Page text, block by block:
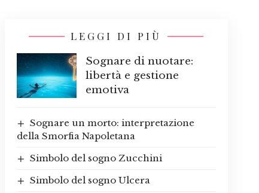
LEGGI DI PIÙ
Sognare di nuotare:
libertà e gestione
emotiva
Sognare un morto: interpretazione
della Smorfia Napoletana
Simbolo del sogno Zucchini
Simbolo del sogno Ulcera